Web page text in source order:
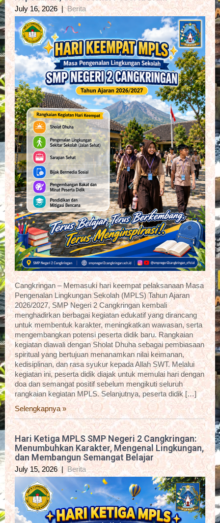
July 16, 2026 |Berita
Cangkringan – Memasuki hari keempat pelaksanaan Masa
Pengenalan Lingkungan Sekolah (MPLS) Tahun Ajaran
2026/2027, SMP Negeri 2 Cangkringan kembali
menghadirkan berbagai kegiatan edukatif yang dirancang
untuk membentuk karakter, meningkatkan wawasan, serta
mengembangkan potensi peserta didik baru. Rangkaian
kegiatan diawali dengan Sholat Dhuha sebagai pembiasaan
spiritual yang bertujuan menanamkan nilai keimanan,
kedisiplinan, dan rasa syukur kepada Allah SWT. Melalui
kegiatan ini, peserta didik diajak untuk memulai hari dengan
doa dan semangat positif sebelum mengikuti seluruh
rangkaian kegiatan MPLS. Selanjutnya, peserta didik […]
Selengkapnya »
Hari Ketiga MPLS SMP Negeri 2 Cangkringan:
Menumbuhkan Karakter, Mengenal Lingkungan,
dan Membangun Semangat Belajar
July 15, 2026 |Berita